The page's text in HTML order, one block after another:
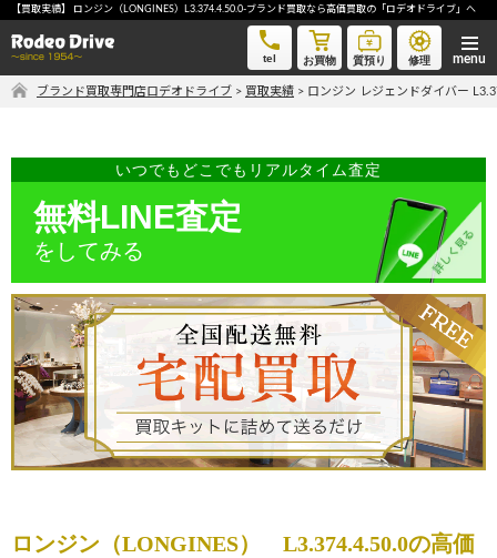
【買取実績】 ロンジン（LONGINES）L3.374.4.50.0-ブランド買取なら高価買取の「ロデオドライブ」へ
tel お買物 質預り 修理
ロンジン レジェンドダイバー L3.374.4.50.0-ブランド買取なら高価買取の「ロデオドライブ」へ
無料LINE査定
ご自宅にいながら品物を売りたい方へ
宅配買取申込
手間なく安全に売りたい方へ
出張買取申込
ブランド買取専門店ロデオドライブ > 買取実績 > ロンジン レジェンドダイバー
いつでもどこでもリアルタイム査定
無料LINE査定
をしてみる
ロンジン（LONGINES） L3.374.4.50.0の高価